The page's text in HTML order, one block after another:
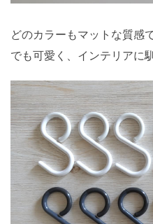
どのカラーもマットな質感
でも可愛く、インテリアに